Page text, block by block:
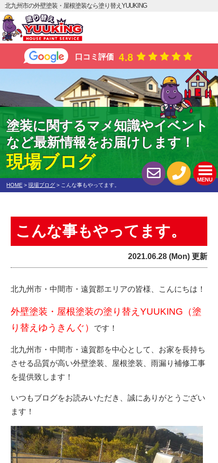
北九州市の外壁塗装・屋根塗装なら塗り替えYUUKING
MENU
口コミ評価 4.8
塗装に関するマメ知識やイベント
など最新情報をお届けします！
現場ブログ
HOME >現場ブログ > こんな事もやってます。
こんな事もやってます。
2021.06.28 (Mon) 更新
北九州市・中間市・遠賀郡エリアの皆様、こんにちは！
外壁塗装・屋根塗装の塗り替えYUUKING（塗
り替えゆうきんぐ）
です！
北九州市・中間市・遠賀郡を中心として、お家を長持ち
させる品質が高い外壁塗装、屋根塗装、雨漏り補修工事
を提供致します！
いつもブログをお読みいただき、誠にありがとうござい
ます！